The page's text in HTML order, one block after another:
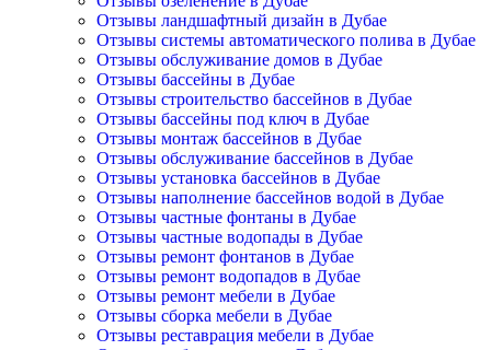
Отзывы ландшафтный дизайн в Дубае
Отзывы системы автоматического полива в Дубае
Отзывы обслуживание домов в Дубае
Отзывы бассейны в Дубае
Отзывы строительство бассейнов в Дубае
Отзывы бассейны под ключ в Дубае
Отзывы монтаж бассейнов в Дубае
Отзывы обслуживание бассейнов в Дубае
Отзывы установка бассейнов в Дубае
Отзывы наполнение бассейнов водой в Дубае
Отзывы частные фонтаны в Дубае
Отзывы частные водопады в Дубае
Отзывы ремонт фонтанов в Дубае
Отзывы ремонт водопадов в Дубае
Отзывы ремонт мебели в Дубае
Отзывы сборка мебели в Дубае
Отзывы реставрация мебели в Дубае